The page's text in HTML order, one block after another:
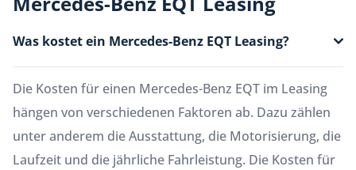
Was kostet ein Mercedes-Benz EQT Leasing?
Die Kosten für einen Mercedes-Benz EQT im Leasing
hängen von verschiedenen Faktoren ab. Dazu zählen
unter anderem die Ausstattung, die Motorisierung, die
Laufzeit und die jährliche Fahrleistung. Die Kosten für